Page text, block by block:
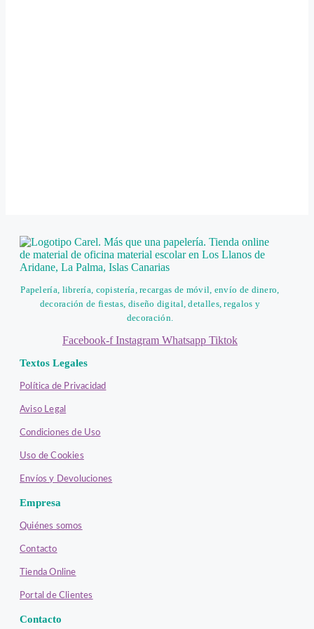
Papelería, librería, copistería, recargas de móvil, envío de dinero,
decoración de fiestas, diseño digital, detalles, regalos y
decoración.
Facebook-f Instagram Whatsapp Tiktok
Textos Legales
Política de Privacidad
Aviso Legal
Condiciones de Uso
Uso de Cookies
Envíos y Devoluciones
Empresa
Quiénes somos
Contacto
Tienda Online
Portal de Clientes
Contacto